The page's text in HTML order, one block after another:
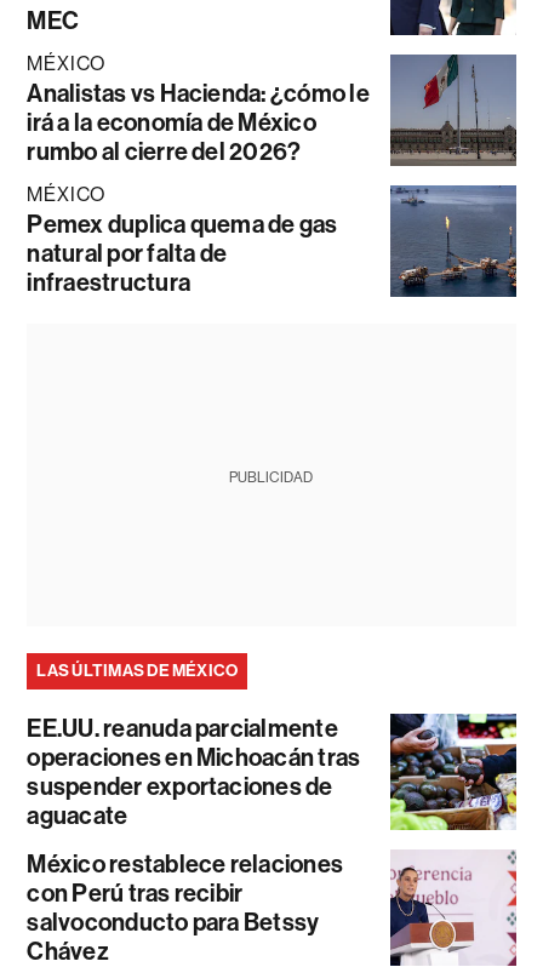
MEC
MÉXICO
Analistas vs Hacienda: ¿cómo le
irá a la economía de México
rumbo al cierre del 2026?
MÉXICO
Pemex duplica quema de gas
natural por falta de
infraestructura
PUBLICIDAD
LAS ÚLTIMAS DE MÉXICO
EE.UU. reanuda parcialmente
operaciones en Michoacán tras
suspender exportaciones de
aguacate
México restablece relaciones
con Perú tras recibir
salvoconducto para Betssy
Chávez